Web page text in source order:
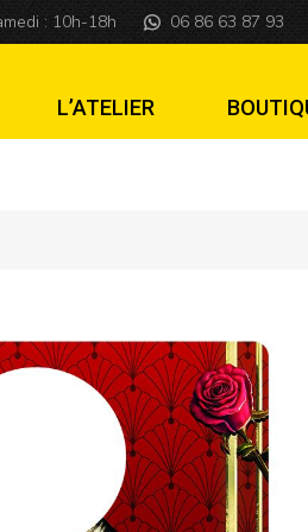
: 10h-18h 06 86 63 87 93
L’ATELIER